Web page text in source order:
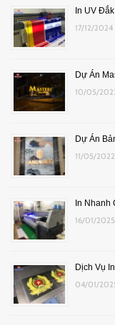
In UV
17/12/2024
Dự Án
10/05/
Dự Án
11/05/2022
In Nhanh
16/01/2025
Dịch Vụ
04/01/